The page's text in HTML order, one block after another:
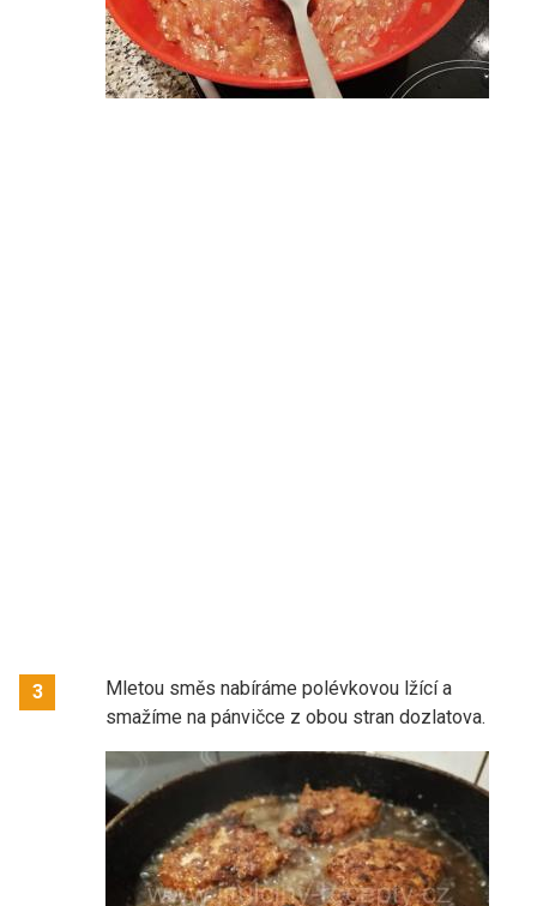
3
Mletou směs nabíráme polévkovou lžící a
smažíme na pánvičce z obou stran dozlatova.